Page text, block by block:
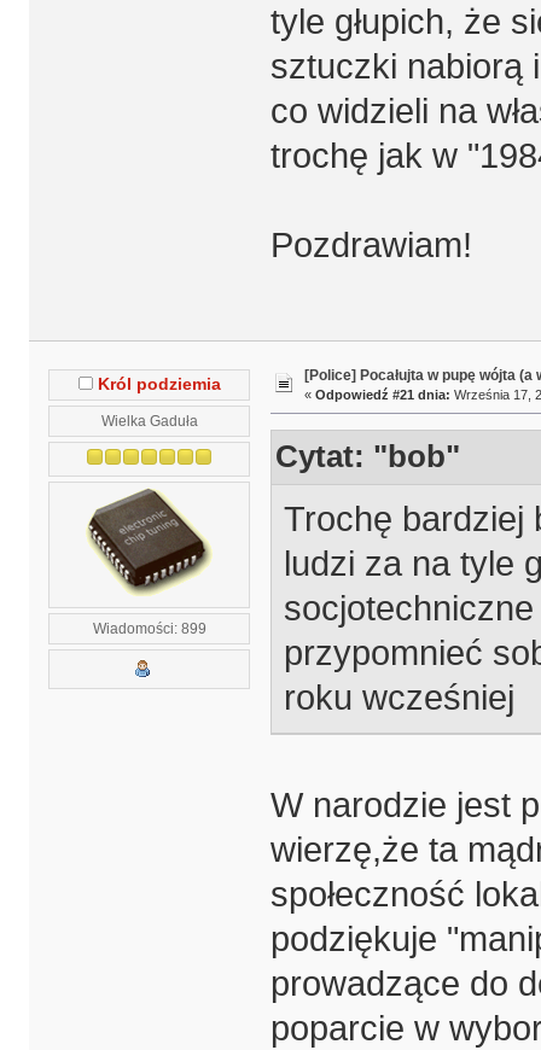
tyle głupich, że
sztuczki nabiorą
co widzieli na
trochę jak w
Pozdrawiam!
Król podziemia
Wielka Gaduła
Wiadomości: 899
[Police] Pocałujta w pupę wójta (a
« Odpowiedź #21 dnia: Września 17,
Cytat: "bob"
Trochę bardziej
ludzi za na tyle
przypomnieć
roku wcześniej
W narodzie jest
wierzę,że ta
społeczność
podziękuje
prowadzące do
poparcie w